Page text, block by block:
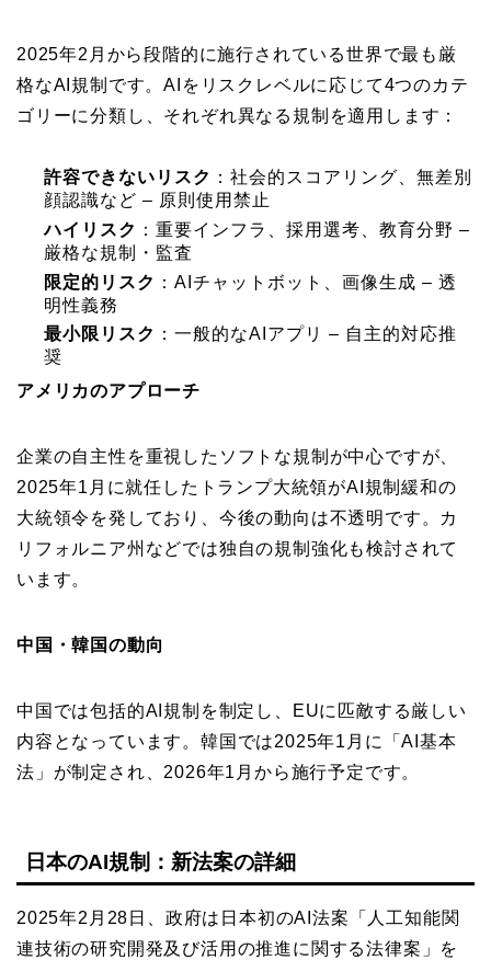
2025年2月から段階的に施行されている世界で最も厳
格なAI規制です。AIをリスクレベルに応じて4つのカテ
ゴリーに分類し、それぞれ異なる規制を適用します：
許容できないリスク ：社会的スコアリング、無差別
顔認識など – 原則使用禁止
ハイリスク ：重要インフラ、採用選考、教育分野 –
厳格な規制・監査
限定的リスク ：AIチャットボット、画像生成 – 透
明性義務
最小限リスク ：一般的なAIアプリ – 自主的対応推
奨
アメリカのアプローチ
企業の自主性を重視したソフトな規制が中心ですが、
2025年1月に就任したトランプ大統領がAI規制緩和の
大統領令を発しており、今後の動向は不透明です。カ
リフォルニア州などでは独自の規制強化も検討されて
います。
中国・韓国の動向
中国では包括的AI規制を制定し、EUに匹敵する厳しい
内容となっています。韓国では2025年1月に「AI基本
法」が制定され、2026年1月から施行予定です。
日本のAI規制：新法案の詳細
2025年2月28日、政府は日本初のAI法案「人工知能関
連技術の研究開発及び活用の推進に関する法律案」を